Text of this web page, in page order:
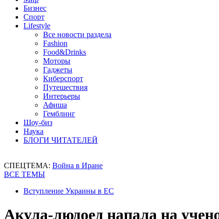
Бизнес
Спорт
Lifestyle
Все новости раздела
Fashion
Food&Drinks
Моторы
Гаджеты
Киберспорт
Путешествия
Интерьеры
Афиша
Гемблинг
Шоу-биз
Наука
БЛОГИ ЧИТАТЕЛЕЙ
СПЕЦТЕМА: Война в Иране
ВСЕ ТЕМЫ
Вступление Украины в ЕС
Акула-людоед напала на